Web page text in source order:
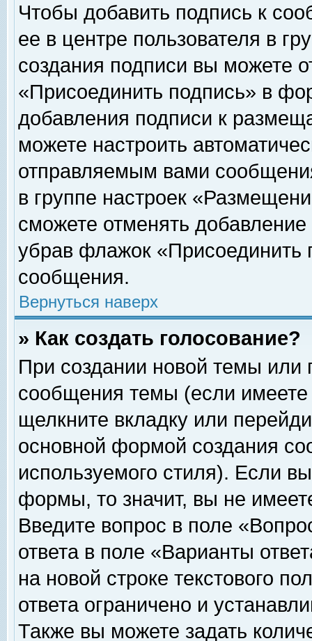
Чтобы добавить подпись к
ее в центре пользователя в
создания подписи вы можете
«Присоединить подпись» в
добавления подписи к
можете настроить
отправляемым вами
в группе настроек
сможете отменять
убрав флажок «Присоединить
сообщения.
Вернуться наверх
» Как создать голосование?
При создании новой темы или
сообщения темы (если
щелкните вкладку или
основной формой создания
используемого стиля). Если
формы, то значит, вы не
Введите вопрос в поле
ответа в поле «Варианты
на новой строке текстового
ответа ограничено и
Также вы можете задать